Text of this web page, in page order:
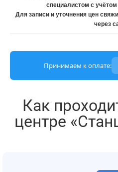
специалистом с
Для записи и уточнения цен
через
Принимаем к оплате:
Как
центре